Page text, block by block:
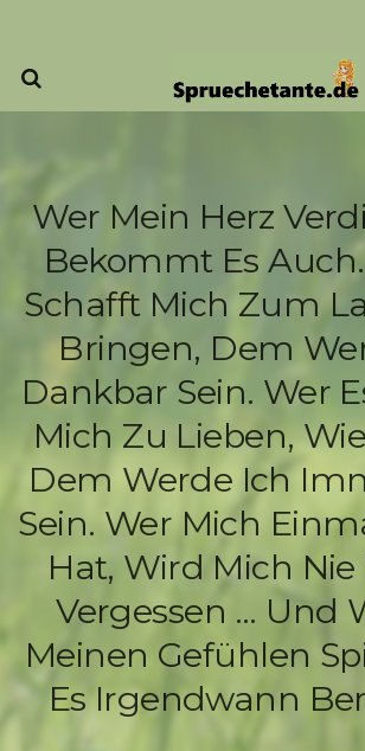
Wer Mein Herz
Bekommt Es
Schafft Mich Zum
Bringen, Dem
Dankbar Sein. Wer
Mich Zu Lieben,
Dem Werde Ich
Sein. Wer Mich
Hat, Wird Mich
Vergessen … Und
Meinen Gefühlen
Es Irgendwann